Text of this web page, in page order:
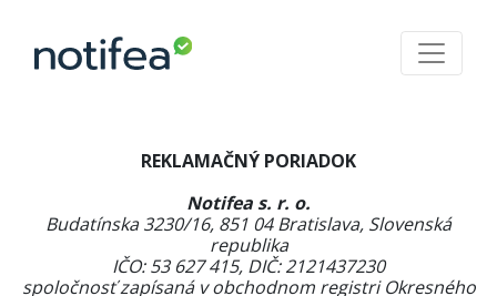
REKLAMAČNÝ PORIADOK
Notifea s. r. o.
Budatínska 3230/16, 851 04 Bratislava, Slovenská
republika
IČO: 53 627 415, DIČ:2121437230
spoločnosť zapísaná v obchodnom registri Okresného